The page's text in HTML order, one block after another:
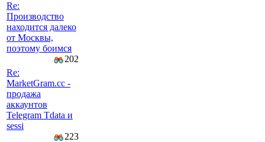
Re:
Производство
находится далеко
от Москвы,
поэтому боимся
202
Re:
MarketGram.cc -
продажа
аккаунтов
Telegram Tdata и
sessi
223